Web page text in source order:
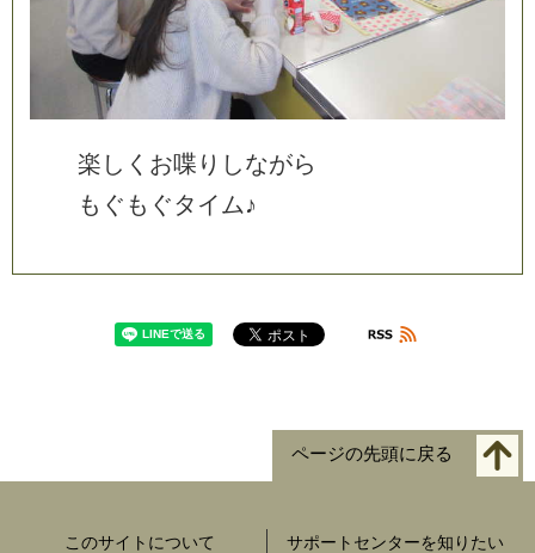
楽 し く お喋 り しながら
も ぐ も ぐタ イ ム♪
ページの先頭に戻る
このサイトについて サポートセンターを知りたい